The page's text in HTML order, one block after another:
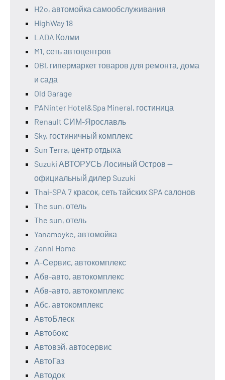
H2o, автомойка самообслуживания
HighWay 18
LADA Колми
M1, сеть автоцентров
OBI, гипермаркет товаров для ремонта, дома
и сада
Old Garage
PANinter Hotel&Spa Mineral, гостиница
Renault СИМ-Ярославль
Sky, гостиничный комплекс
Sun Terra, центр отдыха
Suzuki АВТОРУСЬ Лосиный Остров —
официальный дилер Suzuki
Thai-SPA 7 красок, сеть тайских SPA салонов
The sun, отель
The sun, отель
Yanamoyke, автомойка
Zanni Home
А-Сервис, автокомплекс
Абв-авто, автокомплекс
Абв-авто, автокомплекс
Абс, автокомплекс
АвтоБлеск
Автобокс
Автовэй, автосервис
АвтоГаз
Автодок